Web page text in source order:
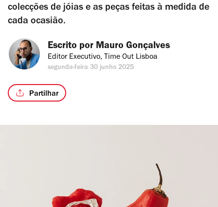
colecções de jóias e as peças feitas à medida de
cada ocasião.
Escrito por Mauro Gonçalves
Editor Executivo, Time Out Lisboa
segunda-feira 30 junho 2025
Partilhar